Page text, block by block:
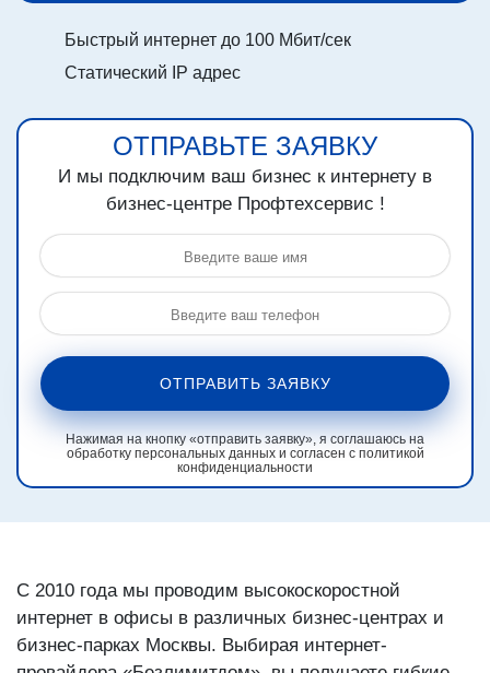
Быстрый интернет до 100 Мбит/сек
Статический IP адрес
ОТПРАВЬТЕ ЗАЯВКУ
И мы подключим ваш бизнес к интернету в
бизнес-центре Профтехсервис !
ОТПРАВИТЬ ЗАЯВКУ
Нажимая на кнопку «отправить заявку», я соглашаюсь на
обработку персональных данных и согласен с политикой
конфиденциальности
С 2010 года мы проводим высокоскоростной
интернет в офисы в различных бизнес-центрах и
бизнес-парках Москвы. Выбирая интернет-